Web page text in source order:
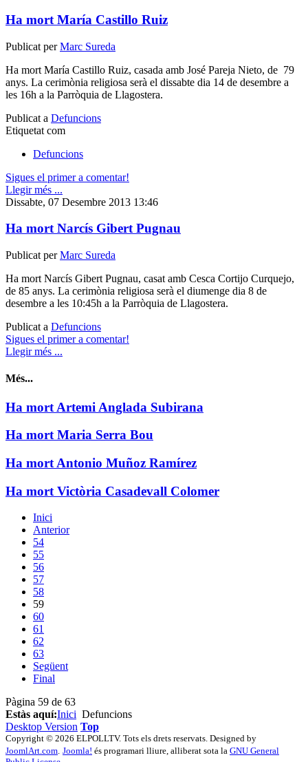
Ha mort María Castillo Ruiz
Publicat perMarc Sureda
Ha mort María Castillo Ruiz, casada amb José Pareja Nieto, de 79
anys. La cerimònia religiosa serà el dissabte dia 14 de desembre a
les 16h a la Parròquia de Llagostera.
Publicat a Defuncions
Etiquetat com
Defuncions
Sigues el primer a comentar!
Llegir més ...
Dissabte, 07 Desembre 2013 13:46
Ha mort Narcís Gibert Pugnau
Publicat perMarc Sureda
Ha mort Narcís Gibert Pugnau, casat amb Cesca Cortijo Curquejo,
de 85 anys. La cerimònia religiosa serà el diumenge dia 8 de
desembre a les 10:45h a la Parròquia de Llagostera.
Publicat a Defuncions
Sigues el primer a comentar!
Llegir més ...
Més...
Ha mort Artemi Anglada Subirana
Ha mort Maria Serra Bou
Ha mort Antonio Muñoz Ramírez
Ha mort Victòria Casadevall Colomer
Inici
Anterior
54
55
56
57
58
59
60
61
62
63
Següent
Final
Pàgina 59 de 63
Estàs aquí:Inici Defuncions
Desktop Version Top
Copyright © 2026 ELPOLLTV. Tots els drets reservats. Designed by
JoomlArt.com. Joomla! és programari lliure, alliberat sota la GNU General